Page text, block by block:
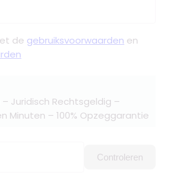
de gebruiksvoorwaarden en
Juridisch Rechtsgeldig –
Minuten – 100% Opzeggarantie
Controleren